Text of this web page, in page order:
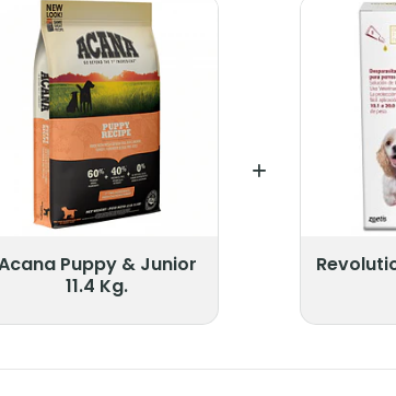
Revolution Perro 10 - 20